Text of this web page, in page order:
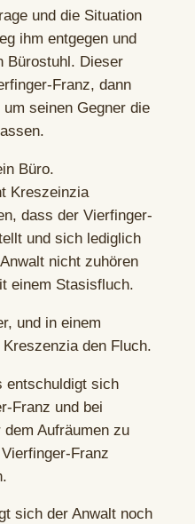
und die Situation
ihm entgegen und
Bürostuhl. Dieser
Franz, dann
seinen Gegner die
Büro.
Kreszeinzia
dass der Vierfinger-
und sich lediglich
nicht zuhören
einem Stasisfluch.
und in einem
den Fluch.
entschuldigt sich
Franz und bei
Aufräumen zu
Franz
sich der Anwalt noch